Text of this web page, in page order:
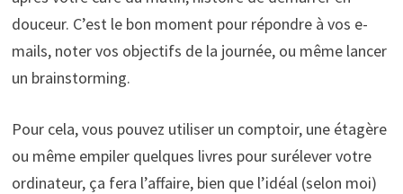
douceur. C’est le bon moment pour répondre à vos e-
mails, noter vos objectifs de la journée, ou même lancer
un brainstorming.
Pour cela, vous pouvez utiliser un comptoir, une étagère
ou même empiler quelques livres pour surélever votre
ordinateur, ça fera l’affaire, bien que l’idéal (selon moi)